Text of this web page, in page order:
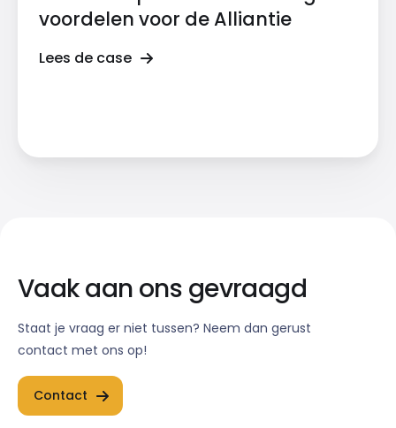
voordelen voor de Alliantie
Lees de case
Vaak aan ons gevraagd
Staat je vraag er niet tussen? Neem dan gerust
contact met ons op!
Contact